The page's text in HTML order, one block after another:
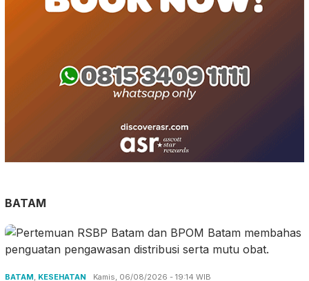
BATAM
BATAM, KESEHATAN Kamis, 06/08/2026 - 19:14 WIB